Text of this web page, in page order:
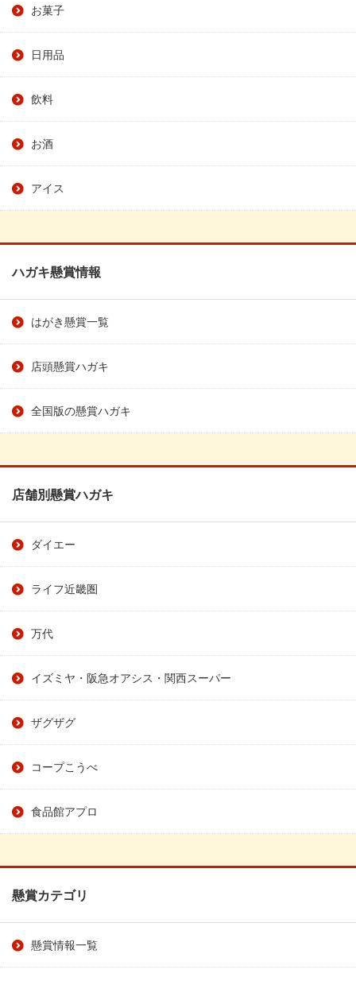
お菓子
日用品
飲料
お酒
アイス
ハガキ懸賞情報
はがき懸賞一覧
店頭懸賞ハガキ
全国版の懸賞ハガキ
店舗別懸賞ハガキ
ダイエー
ライフ近畿圏
万代
イズミヤ・阪急オアシス・関西スーパー
ザグザグ
コープこうべ
食品館アプロ
懸賞カテゴリ
懸賞情報一覧